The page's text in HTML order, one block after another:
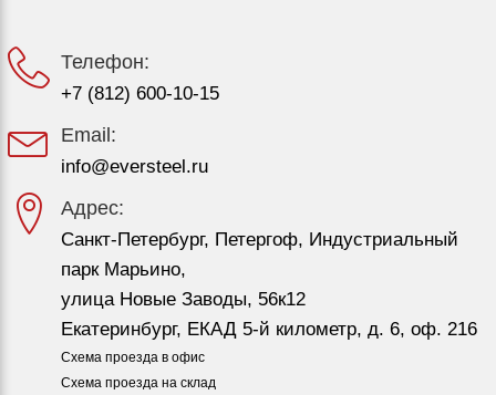
Телефон:
+7 (812) 600-10-15
Email:
info@eversteel.ru
Адрес:
Санкт-Петербург, Петергоф, Индустриальный
парк Марьино,
улица Новые Заводы, 56к12
Екатеринбург, ЕКАД 5-й километр, д. 6, оф. 216
Схема проезда в офис
Схема проезда на склад